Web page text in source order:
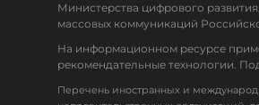
Министерства цифрового
массовых коммуникаций
На информационном ресурсе
рекомендательные технологии.
Перечень иностранных и